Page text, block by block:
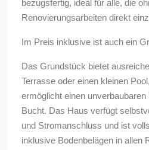
bezugsfertig, ideal für alle, die
Renovierungsarbeiten direkt
Im Preis inklusive ist auch ein
Das Grundstück bietet
Terrasse oder einen kleinen
ermöglicht einen
Bucht. Das Haus verfügt
und Stromanschluss und ist
inklusive Bodenbelägen in allen